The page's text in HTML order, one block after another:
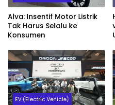
Alva: Insentif Motor Listrik
Tak Harus Selalu ke
Konsumen
EV (Electric Vehicle)